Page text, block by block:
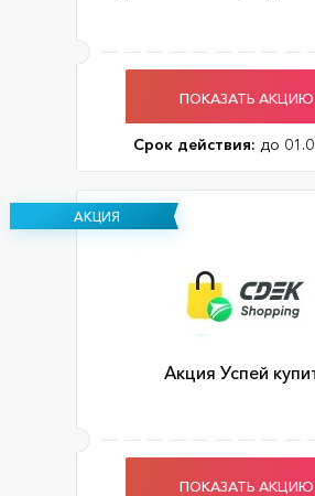
ПОКАЗАТЬ АКЦИЮ
Срок действия: до
АКЦИЯ
Акция Успей
ПОКАЗАТЬ АКЦИЮ